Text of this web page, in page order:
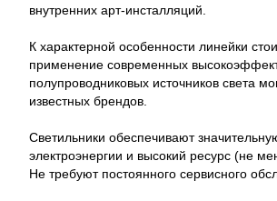
внутренних арт-инсталляций.
К характерной особенности линейки
применение современных
полупроводниковых источников света
известных брендов.
Светильники обеспечивают
электроэнергии и высокий ресурс (не
Не требуют постоянного сервисного